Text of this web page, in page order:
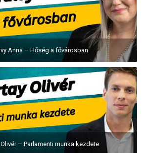
Anna – Hőség a fővárosban
– Parlamenti munka kezdete